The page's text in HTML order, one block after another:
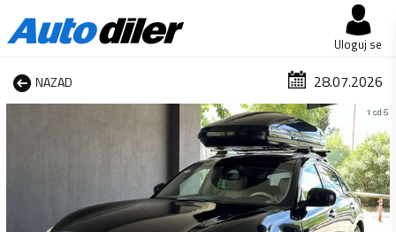
Uloguj se
NAZAD 28.07.2026
1 od 6